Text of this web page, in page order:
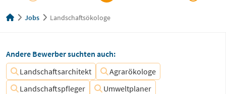
Jobs Landschaftsökologe
Andere Bewerber suchten auch:
Landschaftsarchitekt
Agrarökologe
Landschaftspfleger
Umweltplaner